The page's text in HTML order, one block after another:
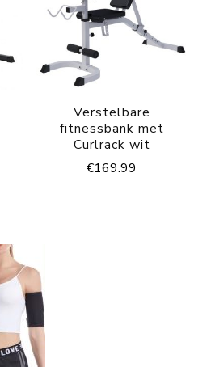
Verstelbare
fitnessbank met
Curlrack wit
€169.99